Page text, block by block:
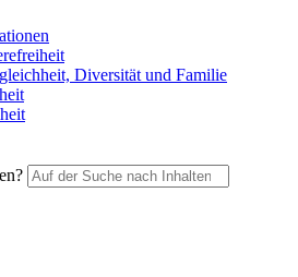
Diversität und Familie